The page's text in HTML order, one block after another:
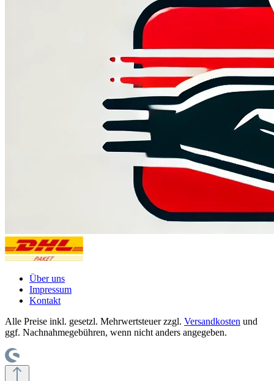
Über uns
Impressum
Kontakt
Alle Preise inkl. gesetzl. Mehrwertsteuer zzgl. Versandkosten und
ggf. Nachnahmegebühren, wenn nicht anders angegeben.